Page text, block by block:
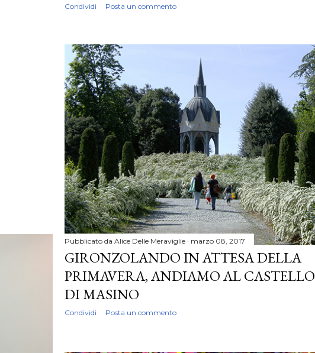
Condividi Posta un commento
Pubblicato da Alice Delle Meraviglie marzo 08, 2017
GIRONZOLANDO IN ATTESA DELLA
PRIMAVERA, ANDIAMO AL CASTELLO
DI MASINO
Condividi Posta un commento